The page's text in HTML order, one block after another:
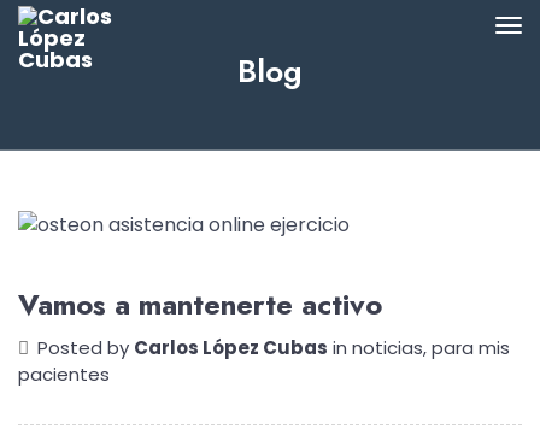
Blog
Vamos a mantenerte activo
Posted by Carlos López Cubas in noticias,para mis
pacientes